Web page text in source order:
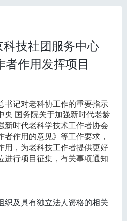
据尚不足以得出“直接一定优于
来看，直接或联合搭桥可较早、
缺血复发更少；间接手术技术难
卒中风险可能略低，但血流改善
中心应结合患者年龄、受累血管
术能力与经验，个体化选择术
发风险高的成人，可适当优先考
运重建术式选择
建在儿童往往能诱导丰富的新生
好。因此《指南》建议，多数患
于相对大龄、血管条件良好的儿
导电”这句富有转折效果的台词
，也引发了网络上热烈的科普
作中达到自我表达与观众接受
话元素巧妙融合从而达到艺术
尊重常识和科学逻辑。
重常识而在艺术创作中不怕费
众买单。“不管是怎样的的神
科学技术和知识水平作出的想
、试点培养相关硕士专业学位
专业化、制度化水平。
有待进一步完善。在这方面，
面向中央单位试点开展自然科
评审工作。两年来，145人通过
地调动了科普人员的工作积极
业发展通道。
戏”，是全社会的共同事业。
构建全社会共同参与的大科普
，但从总体看，我国科普的主
。虽然一些重要科普活动的参
图一时热闹，没有建立科普常
应付差事，搞“挂名式参与”。
了全社会的科普责任。要以此
施效果的监督，推动科普工作
同时，要从完善评价考核机
技自立自强、建设科技强国的
究注入更加丰沛的“源头活
年来，越来越多的企业等社会
励原创基础研究的未来科学大
办新型研究型大学西湖大学；
础研究的“科学探索奖”，到出
励自由探索、公益属性的新基
巴巴达摩院出资设立青橙奖，
智能制造等基础研究领域取得
业等社会力量积极参与资助基
高峰的社会共识。
人支持基础研究”。期待国家
共同努力、双向奔赴，为科学
为加快推进科技强国建设作出
技社团服务中心
者作用发挥项目
书记对老科协工作的重要指示
央 国务院关于加强新时代老龄
新时代老科学技术工作者协会
者作用的意见》等工作要求，
用，为老科技工作者提供更好
进行项目征集，有关事项通知
织及具有独立法人资格的相关